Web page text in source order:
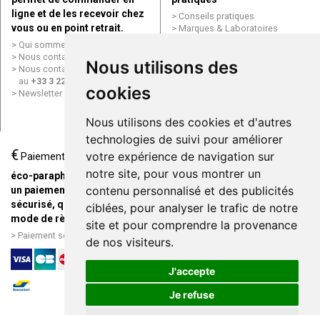
Nous utilisons des
cookies
Nous utilisons des cookies et d'autres
technologies de suivi pour améliorer
votre expérience de navigation sur
notre site, pour vous montrer un
contenu personnalisé et des publicités
ciblées, pour analyser le trafic de notre
site et pour comprendre la provenance
de nos visiteurs.
J'accepte
Je refuse
ligne et de les recevoir chez
vous ou en point retrait.
Qui sommes nous ?
Nous contacter par e-mail
Nous contacter par téléphone
au +33 3 22 71 64 10
Newsletter
Conseils pratiques
Marques & Laboratoires
Mentions légales
Données personnelles
ligne
€ Paiement
éco-parapharmacie.fr offre
un paiement entièrement
sécurisé, quel que soit le
mode de règlement
Paiement sécurisé et simple
Livraison / Point retrait
Commandez en ligne et
recevez votre commande
rapidement chez vous ou en
point retrait
Livraison chez vous ou en